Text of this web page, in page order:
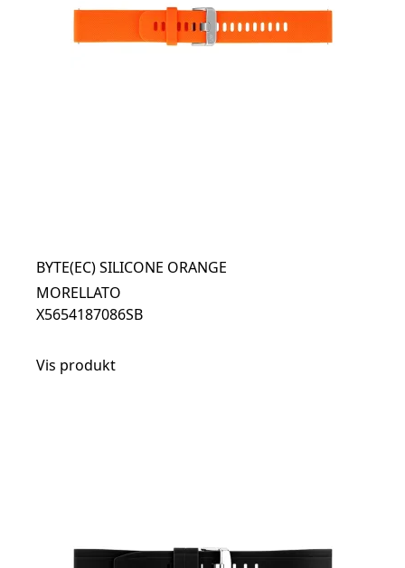
BYTE(EC) SILICONE ORANGE
MORELLATO
X5654187086SB
Vis produkt